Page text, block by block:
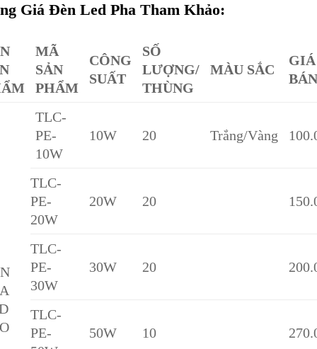
Giá Đèn Led Pha Tham Khảo:
MÃ
SẢN
PHẨM
CÔNG
SUẤT
SỐ
LƯỢNG/
THÙNG
MÀU SẮC
GIÁ
TLC-
PE-
10W
10W 20 Trắng/Vàng
TLC-
PE-
20W
20W 20
TLC-
PE-
30W
30W 20
TLC-
PE-
50W 10